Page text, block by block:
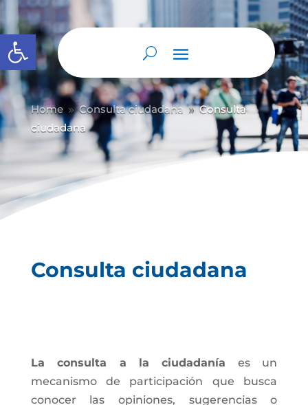
Abrir barra de herramientas
Home 9 Consulta ciudadana 9 Consulta
ciudadana
Consulta ciudadana
La consulta a la ciudadanía es un
mecanismo de participación que busca
conocer las opiniones, sugerencias o